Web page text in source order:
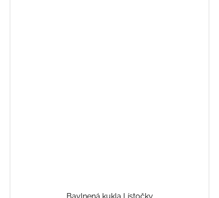
Bavlnená kukla Lístočky